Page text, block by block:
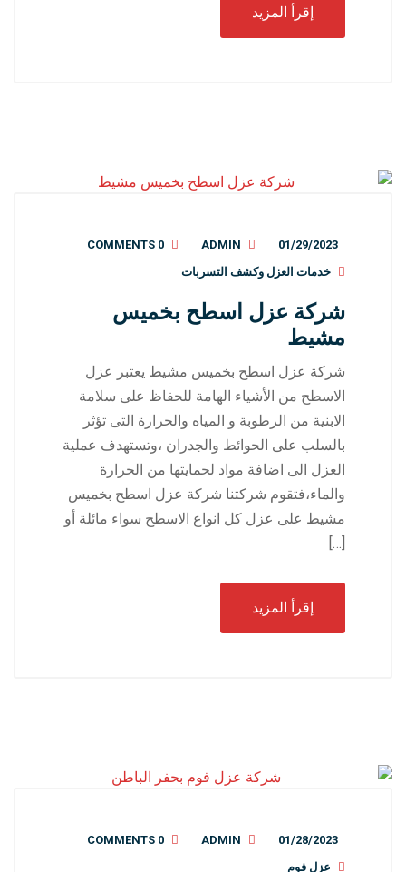
إقرأ المزيد
01/29/2023
ADMIN
0 COMMENTS
خدمات العزل وكشف التسربات
شركة عزل اسطح بخميس
مشيط
شركة عزل اسطح بخميس مشيط يعتبر عزل
الاسطح من الأشياء الهامة للحفاظ على سلامة
الابنية من الرطوبة و المياه والحرارة التى تؤثر
بالسلب على الحوائط والجدران ،وتستهدف عملية
العزل الى اضافة مواد لحمايتها من الحرارة
والماء،فتقوم شركتنا شركة عزل اسطح بخميس
مشيط على عزل كل انواع الاسطح سواء مائلة أو
[…]
إقرأ المزيد
01/28/2023
ADMIN
0 COMMENTS
عزل فوم